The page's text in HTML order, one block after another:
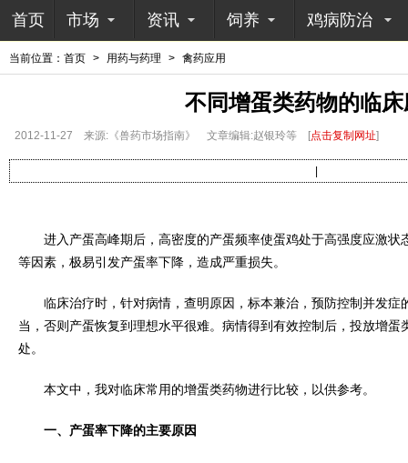
首页 市场 资讯 饲养 鸡病防治
当前位置： 首页 > 用药与药理 > 禽药应用
不同增蛋类药物的临
2012-11-27 来源:《兽药市场指南》 文章编辑:赵银玲等 [点击复制网址]
进入产蛋高峰期后，高密度的产蛋频率使蛋鸡处于高强度应激状
等因素，极易引发产蛋率下降，造成严重损失。
临床治疗时，针对病情，查明原因，标本兼治，预防控制并发症
当，否则产蛋恢复到理想水平很难。病情得到有效控制后，投放增蛋
处。
本文中，我对临床常用的增蛋类药物进行比较，以供参考。
一、产蛋率下降的主要原因